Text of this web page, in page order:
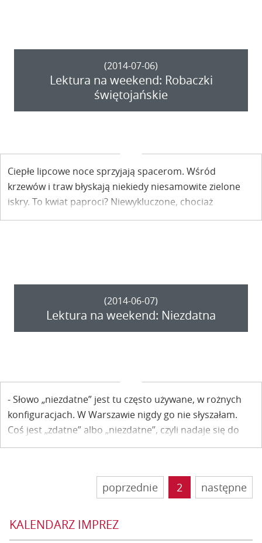
(2014-07-06)
Lektura na weekend: Robaczki
świętojańskie
Ciepłe lipcowe noce sprzyjają spacerom. Wśród
krzewów i traw błyskają niekiedy niesamowite zielone
iskry. To kwiat paproci? Niewykluczone, chociaż
najpewniej to świetliki, których blask dla Ewy Pisuli –
(2014-06-07)
Lektura na weekend: Niezdatna
- Słowo „niezdatne” jest tu często używane, w rożnych
konfiguracjach. W Warszawie nigdy go nie słyszałam.
Coś jest „zdatne” albo „niezdatne”, czyli nadaje się do
czegoś lub nie nadaje. – W swojej książce „Dwa brzegi
znaczeniem słowa „niezdatny”.
poprzednie 2 następne
KALENDARZ IMPREZ